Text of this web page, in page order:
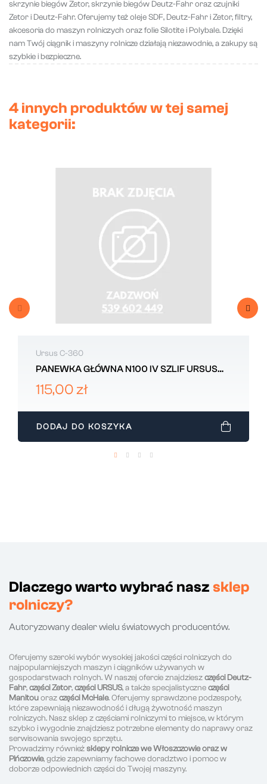
skrzynie biegów Zetor, skrzynie biegów Deutz-Fahr oraz czujniki
Zetor i Deutz-Fahr. Oferujemy też oleje SDF, Deutz-Fahr i Zetor, filtry,
akcesoria do maszyn rolniczych oraz folie Silotite i Polybale. Dzięki
nam Twój ciągnik i maszyny rolnicze działają niezawodnie, a zakupy są
szybkie i bezpieczne.
4 innych produktów w tej samej
kategorii:
Ursus C-360
PANEWKA GŁÓWNA N100 IV SZLIF URSUS
C360
115,00 zł
DODAJ DO KOSZYKA
Dlaczego warto wybrać nasz sklep
rolniczy?
Autoryzowany dealer wielu światowych producentów.
Oferujemy szeroki wybór wysokiej jakości części rolniczych do
najpopularniejszych maszyn i ciągników używanych w
gospodarstwach rolnych. W naszej ofercie znajdzieszczęści Deutz-
Fahr,części Zetor,części URSUS, a także specjalistyczneczęści
Manitouorazczęści McHale. Oferujemy sprawdzone podzespoły,
które zapewniają niezawodność i długą żywotność maszyn
rolniczych. Nasz sklep z częściami rolniczymi to miejsce, w którym
szybko i wygodnie znajdziesz potrzebne elementy do naprawy oraz
serwisowania swojego sprzętu.
Prowadzimy równieżsklepy rolnicze we Włoszczowie oraz w
Pińczowie, gdzie zapewniamy fachowe doradztwo i pomoc w
doborze odpowiednich części do Twojej maszyny.